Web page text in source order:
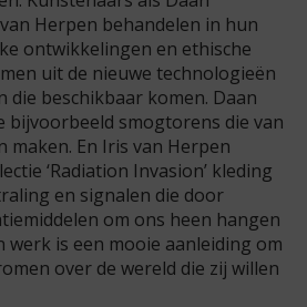
Herpen behandelen in hun
ontwikkelingen en ethische
uit de nieuwe technologieën
die beschikbaar komen. Daan
bijvoorbeeld smogtorens die van
maken. En Iris van Herpen
‘Radiation Invasion’ kleding
en signalen die door
om ons heen hangen
werk is een mooie aanleiding om
over de wereld die zij willen